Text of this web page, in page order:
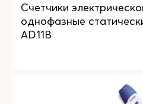
Счетчики
однофазные
AD11B